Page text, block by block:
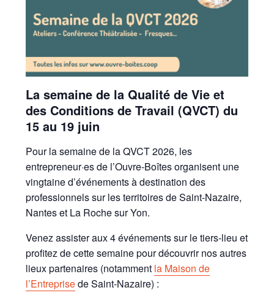
La semaine de la Qualité de Vie et
des Conditions de Travail (QVCT) du
15 au 19 juin
Pour la semaine de la QVCT 2026, les
entrepreneur·es de l’Ouvre-Boîtes organisent une
vingtaine d’événements à destination des
professionnels sur les territoires de Saint-Nazaire,
Nantes et La Roche sur Yon.
Venez assister aux 4 événements sur le tiers-lieu et
profitez de cette semaine pour découvrir nos autres
lieux partenaires (notamment la Maison de
l’Entreprisede Saint-Nazaire) :